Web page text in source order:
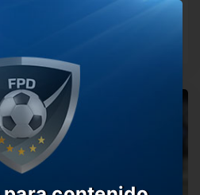
la última temporada, podría